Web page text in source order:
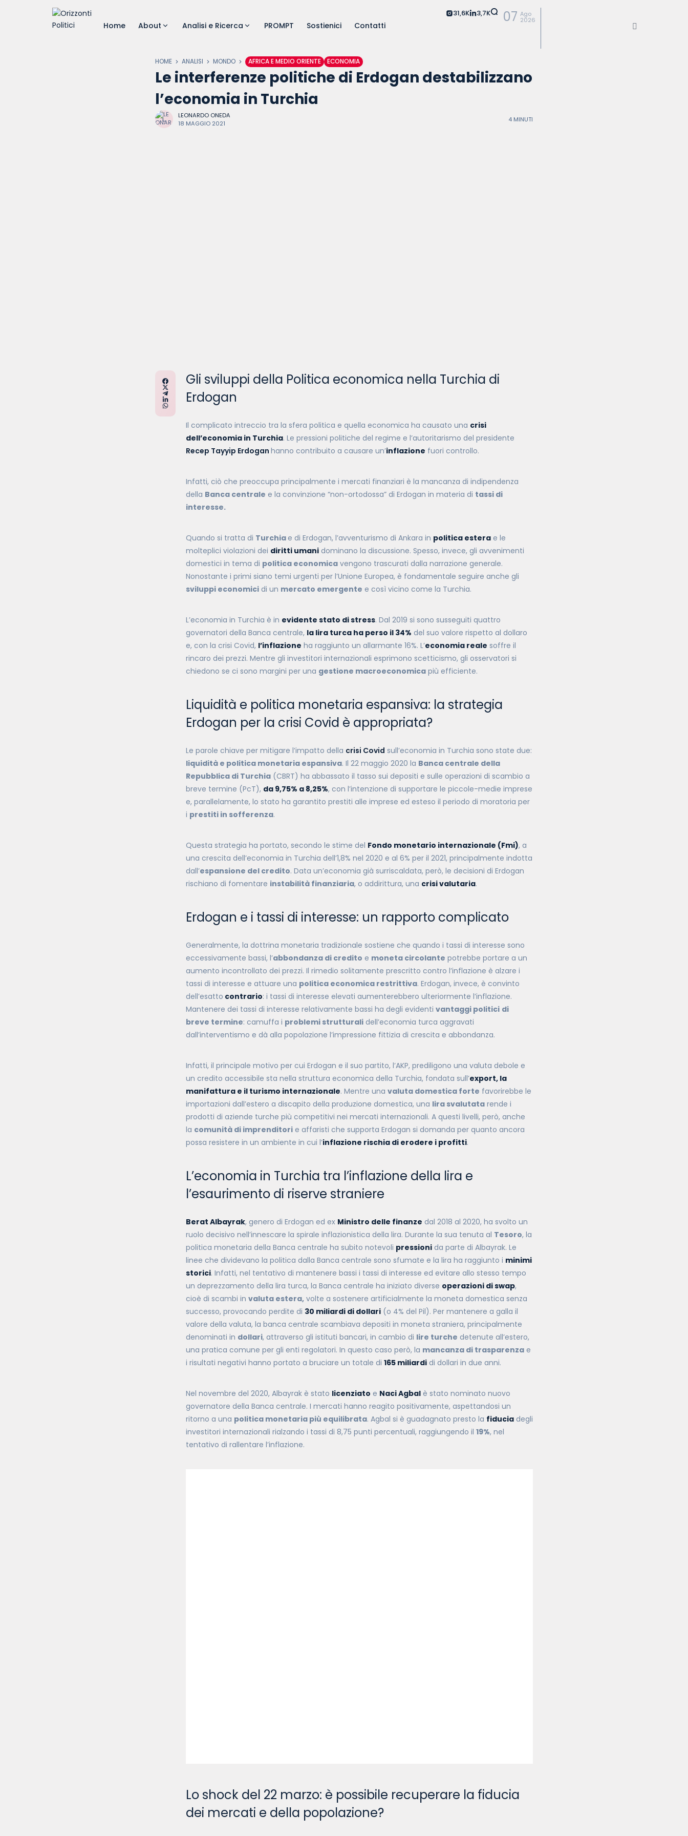
Home About Analisi e Ricerca PROMPT Sostienici Contatti
31,6K 3,7K 07 Ago
2026
HOME ANALISI MONDO AFRICA E MEDIO ORIENTE ECONOMIA
Le interferenze politiche di Erdogan destabilizzano
l’economia in Turchia
LEONARDO ONEDA
18 MAGGIO 2021
4 MINUTI
Gli sviluppi della Politica economica nella Turchia di
Erdogan
Il complicato intreccio tra la sfera politica e quella economica ha causato una crisi
dell’economia in Turchia. Le pressioni politiche del regime e l’autoritarismo del presidente
Recep Tayyip Erdogan hanno contribuito a causare un’inflazione fuori controllo.
Infatti, ciò che preoccupa principalmente i mercati finanziari è la mancanza di indipendenza
della Banca centrale e la convinzione “non-ortodossa” di Erdogan in materia di tassi di
interesse.
Quando si tratta di Turchiae di Erdogan, l’avventurismo di Ankara in politica esterae le
molteplici violazioni dei diritti umani dominano la discussione. Spesso, invece, gli avvenimenti
domestici in tema di politica economicavengono trascurati dalla narrazione generale.
Nonostante i primi siano temi urgenti per l’Unione Europea, è fondamentale seguire anche gli
sviluppi economicidi un mercato emergente e così vicino come la Turchia.
L’economia in Turchia è in evidente stato di stress. Dal 2019 si sono susseguiti quattro
governatori della Banca centrale, la lira turca ha perso il 34% del suo valore rispetto al dollaro
e, con la crisi Covid, l’inflazione ha raggiunto un allarmante 16%. L’economia reale soffre il
rincaro dei prezzi. Mentre gli investitori internazionali esprimono scetticismo, gli osservatori si
chiedono se ci sono margini per una gestione macroeconomicapiù efficiente.
Liquidità e politica monetaria espansiva: la strategia
Erdogan per la crisi Covid è appropriata?
Le parole chiave per mitigare l’impatto della crisi Covid sull’economia in Turchia sono state due:
liquidità e politica monetaria espansiva. Il 22 maggio 2020 la Banca centrale della
Repubblica di Turchia(CBRT) ha abbassato il tasso sui depositi e sulle operazioni di scambio a
breve termine (PcT), da 9,75% a 8,25%,con l’intenzione di supportare le piccole-medie imprese
e, parallelamente, lo stato ha garantito prestiti alle imprese ed esteso il periodo di moratoria per
i prestiti in sofferenza.
Questa strategia ha portato, secondo le stime del Fondo monetario internazionale (Fmi), a
una crescita dell’economia in Turchia dell’1,8% nel 2020 e al 6% per il 2021, principalmente indotta
dall’espansione del credito. Data un’economia già surriscaldata, però, le decisioni di Erdogan
rischiano di fomentare instabilità finanziaria, o addirittura, una crisi valutaria.
Erdogan e i tassi di interesse: un rapporto complicato
Generalmente, la dottrina monetaria tradizionale sostiene che quando i tassi di interesse sono
eccessivamente bassi, l’abbondanza di credito e moneta circolante potrebbe portare a un
aumento incontrollato dei prezzi. Il rimedio solitamente prescritto contro l’inflazione è alzare i
tassi di interesse e attuare una politica economica restrittiva. Erdogan, invece, è convinto
dell’esatto contrario: i tassi di interesse elevati aumenterebbero ulteriormente l’inflazione.
Mantenere dei tassi di interesse relativamente bassi ha degli evidenti vantaggi politici di
breve termine: camuffa i problemi strutturalidell’economia turca aggravati
dall’interventismo e dà alla popolazione l’impressione fittizia di crescita e abbondanza.
Infatti, il principale motivo per cui Erdogan e il suo partito, l’AKP, prediligono una valuta debole e
un credito accessibile sta nella struttura economica della Turchia, fondata sull’export, la
manifattura e il turismo internazionale. Mentre una valuta domestica forte favorirebbe le
importazioni dall’estero a discapito della produzione domestica, una lira svalutatarende i
prodotti di aziende turche più competitivi nei mercati internazionali. A questi livelli, però, anche
la comunità di imprenditorie affaristi che supporta Erdogan si domanda per quanto ancora
possa resistere in un ambiente in cui l’inflazione rischia di erodere i profitti.
L’economia in Turchia tra l’inflazione della lira e
l’esaurimento di riserve straniere
Berat Albayrak, genero di Erdogan ed ex Ministro delle finanze dal 2018 al 2020, ha svolto un
ruolo decisivo nell’innescare la spirale inflazionistica della lira. Durante la sua tenuta al Tesoro, la
politica monetaria della Banca centrale ha subito notevoli pressioni da parte di Albayrak. Le
linee che dividevano la politica dalla Banca centrale sono sfumate e la lira ha raggiunto i minimi
storici. Infatti, nel tentativo di mantenere bassi i tassi di interesse ed evitare allo stesso tempo
un deprezzamento della lira turca, la Banca centrale ha iniziato diverse operazioni di swap,
cioè di scambi in valuta estera,volte a sostenere artificialmente la moneta domestica senza
successo, provocando perdite di 30 miliardi di dollari (o 4% del Pil). Per mantenere a galla il
valore della valuta, la banca centrale scambiava depositi in moneta straniera, principalmente
denominati in dollari, attraverso gli istituti bancari, in cambio di lire turche detenute all’estero,
una pratica comune per gli enti regolatori. In questo caso però, la mancanza di trasparenzae
i risultati negativi hanno portato a bruciare un totale di 165 miliardidi dollari in due anni.
Nel novembre del 2020, Albayrak è stato licenziato e Naci Agbalè stato nominato nuovo
governatore della Banca centrale. I mercati hanno reagito positivamente, aspettandosi un
ritorno a una politica monetaria più equilibrata. Agbal si è guadagnato presto la fiducia degli
investitori internazionali rialzando i tassi di 8,75 punti percentuali, raggiungendo il 19%, nel
tentativo di rallentare l’inflazione.
Lo shock del 22 marzo: è possibile recuperare la fiducia
dei mercati e della popolazione?